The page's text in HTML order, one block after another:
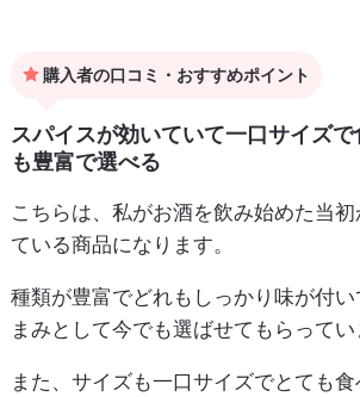
購入者の口コミ・おすすめポイント
スパイスが効いていて一口サイズ
も豊富で選べる
こちらは、私がお酒を飲み始めた当
ている商品になります。
種類が豊富でどれもしっかり味が付
まみとして今でも選ばせてもらってい
また、サイズも一口サイズでとても